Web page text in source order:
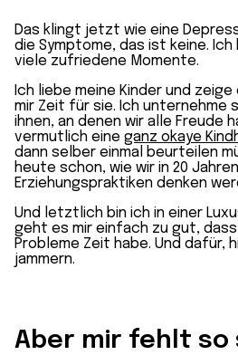
Das klingt jetzt wie eine
die Symptome, das ist keine. Ich
viele zufriedene Momente.
Ich liebe meine Kinder und zeige
mir Zeit für sie. Ich unternehme
ihnen, an denen wir alle Freude
vermutlich eine ganz okaye
dann selber einmal beurteilen
heute schon, wie wir in 20
Erziehungspraktiken denken
Und letztlich bin ich in einer
geht es mir einfach zu gut,
Probleme Zeit habe. Und dafür,
jammern.
Aber mir fehlt so